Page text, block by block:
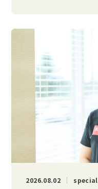
2026.08.02 special